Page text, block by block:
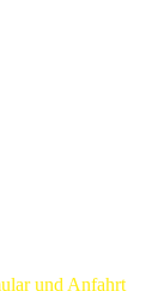
und Anfahrt